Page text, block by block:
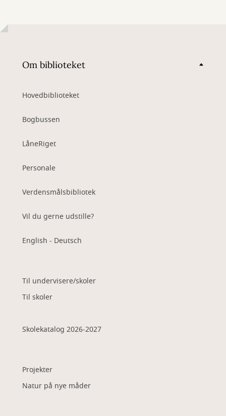
Om biblioteket
Hovedbiblioteket
Bogbussen
LåneRiget
Personale
Verdensmålsbibliotek
Vil du gerne udstille?
English - Deutsch
Til undervisere/skoler
Til skoler
Skolekatalog 2026-2027
Projekter
Natur på nye måder